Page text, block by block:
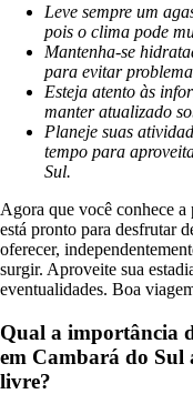
Leve sempre um
pois o clima pode
Mantenha-se
para evitar
Esteja atento às
manter atualizado
Planeje suas
tempo para
Sul.
Agora que você conhece
está pronto para desfrutar
oferecer,
surgir. Aproveite sua
eventualidades. Boa
Qual a importância
em Cambará do Sul
livre?